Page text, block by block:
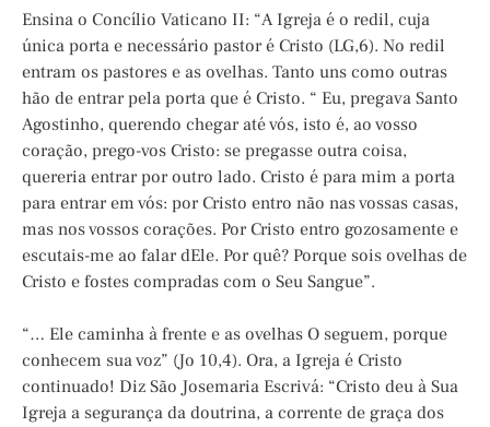
Ensina o Concílio Vaticano II: “A Igreja é o redil, cuja
única porta e necessário pastor é Cristo (LG,6). No redil
entram os pastores e as ovelhas. Tanto uns como outras
hão de entrar pela porta que é Cristo. “ Eu, pregava Santo
Agostinho, querendo chegar até vós, isto é, ao vosso
coração, prego-vos Cristo: se pregasse outra coisa,
quereria entrar por outro lado. Cristo é para mim a porta
para entrar em vós: por Cristo entro não nas vossas casas,
mas nos vossos corações. Por Cristo entro gozosamente e
escutais-me ao falar dEle. Por quê? Porque sois ovelhas de
Cristo e fostes compradas com o Seu Sangue”.
“… Ele caminha à frente e as ovelhas O seguem, porque
conhecem sua voz” (Jo 10,4). Ora, a Igreja é Cristo
continuado! Diz São Josemaria Escrivá: “Cristo deu à Sua
Igreja a segurança da doutrina, a corrente de graça dos